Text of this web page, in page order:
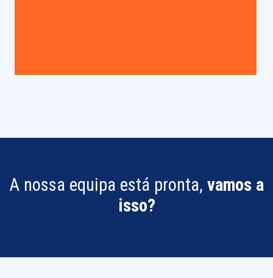
A nossa equipa está pronta, vamos a
isso?